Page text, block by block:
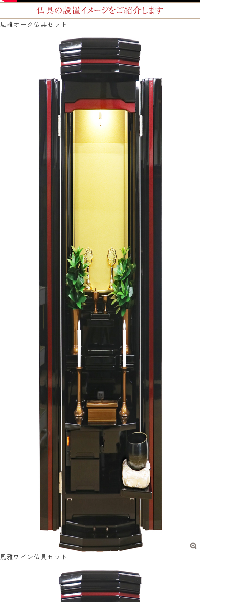
風雅オーク仏具セット
風雅ワイン仏具セット